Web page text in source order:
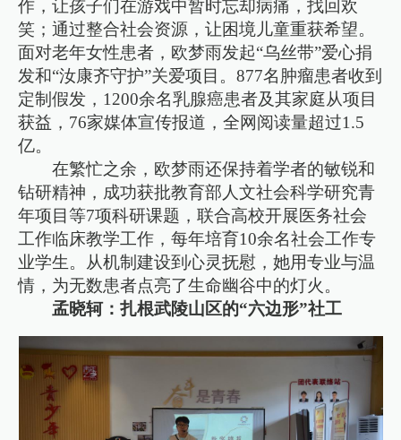
作，让孩子们在游戏中暂时忘却病痛，找回欢
笑；通过整合社会资源，让困境儿童重获希望。
面对老年女性患者，欧梦雨发起“乌丝带”爱心捐
发和“汝康齐守护”关爱项目。877名肿瘤患者收到
定制假发，1200余名乳腺癌患者及其家庭从项目
获益，76家媒体宣传报道，全网阅读量超过1.5
亿。
在繁忙之余，欧梦雨还保持着学者的敏锐和
钻研精神，成功获批教育部人文社会科学研究青
年项目等7项科研课题，联合高校开展医务社会
工作临床教学工作，每年培育10余名社会工作专
业学生。从机制建设到心灵抚慰，她用专业与温
情，为无数患者点亮了生命幽谷中的灯火。
孟晓轲：扎根武陵山区的“六边形”社工